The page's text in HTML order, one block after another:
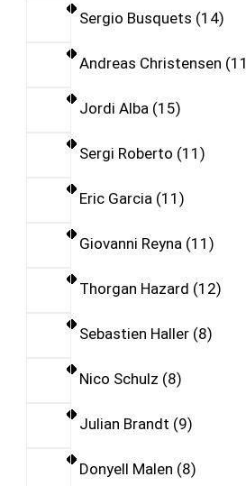
Sergio Busquets 14
Andreas Christensen 11
Jordi Alba 15
Sergi Roberto 11
Eric Garcia 11
Giovanni Reyna 11
Thorgan Hazard 12
Sebastien Haller 8
Nico Schulz 8
Julian Brandt 9
Donyell Malen 8